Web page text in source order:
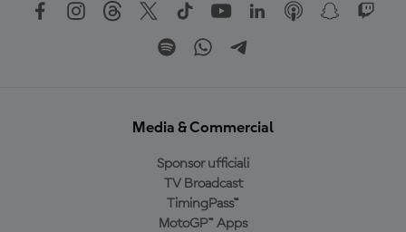
Media & Commercial
Sponsor ufficiali
TV Broadcast
TimingPass™
MotoGP™ Apps